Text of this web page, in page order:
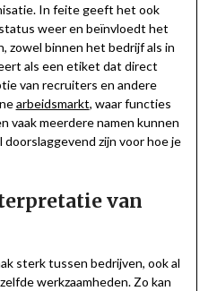
In feite geeft het ook
weer en beïnvloedt het
zowel binnen het bedrijf als in
als een etiket dat direct
van recruiters en andere
arbeidsmarkt, waar functies
vaak meerdere namen kunnen
zijn voor hoe je
van
sterk tussen bedrijven, ook al
werkzaamheden. Zo kan